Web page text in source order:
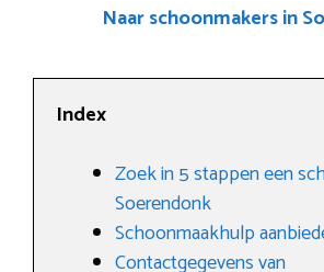
Naar schoonmakers in
Index
Zoek in 5 stappen een
Soerendonk
Schoonmaakhulp
Contactgegevens van